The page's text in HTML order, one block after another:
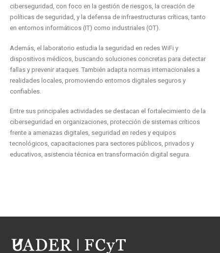
ciberseguridad, con foco en la gestión de riesgos, la creación de
políticas de seguridad, y la defensa de infraestructuras críticas, tanto
en entornos informáticos (IT) como industriales (OT).
Además, el laboratorio estudia la seguridad en redes WiFi y
dispositivos médicos, buscando soluciones concretas para detectar
fallas y prevenir ataques. También adapta normas internacionales a
realidades locales, promoviendo entornos digitales seguros y
confiables.
Entre sus principales actividades se destacan el fortalecimiento de la
ciberseguridad en organizaciones, protección de sistemas críticos
frente a amenazas digitales, seguridad en redes y equipos
tecnológicos, capacitaciones para sectores públicos, privados y
educativos, asistencia técnica en transformación digital segura.